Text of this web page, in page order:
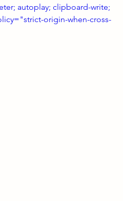
autoplay; clipboard-write;
origin-when-cross-